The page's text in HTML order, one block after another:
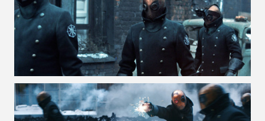
VOIR LA PHOTO EN GRAND FORMAT